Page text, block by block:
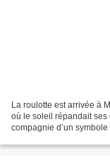
La roulotte est arrivée à
où le soleil répandait
compagnie d’un symbole